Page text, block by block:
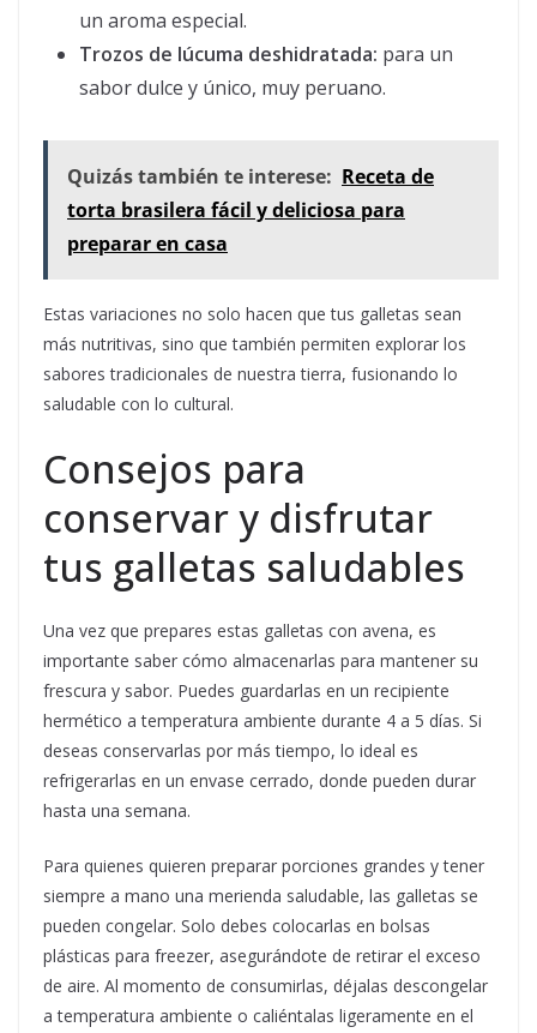
un aroma especial.
Trozos de lúcuma deshidratada: para un
sabor dulce y único, muy peruano.
Quizás también te interese: Receta de
torta brasilera fácil y deliciosa para
preparar en casa
Estas variaciones no solo hacen que tus galletas sean
más nutritivas, sino que también permiten explorar los
sabores tradicionales de nuestra tierra, fusionando lo
saludable con lo cultural.
Consejos para
conservar y disfrutar
tus galletas saludables
Una vez que prepares estas galletas con avena, es
importante saber cómo almacenarlas para mantener su
frescura y sabor. Puedes guardarlas en un recipiente
hermético a temperatura ambiente durante 4 a 5 días. Si
deseas conservarlas por más tiempo, lo ideal es
refrigerarlas en un envase cerrado, donde pueden durar
hasta una semana.
Para quienes quieren preparar porciones grandes y tener
siempre a mano una merienda saludable, las galletas se
pueden congelar. Solo debes colocarlas en bolsas
plásticas para freezer, asegurándote de retirar el exceso
de aire. Al momento de consumirlas, déjalas descongelar
a temperatura ambiente o caliéntalas ligeramente en el